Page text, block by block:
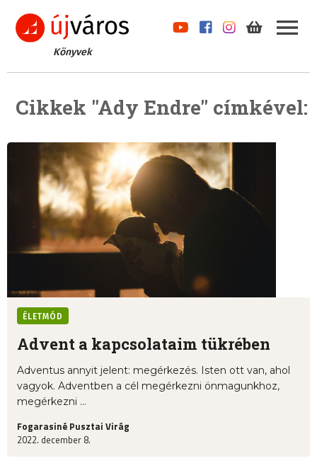
Könyvek
Cikkek "Ady Endre" címkével:
ÉLETMÓD
Advent a kapcsolataim tükrében
Adventus annyit jelent: megérkezés. Isten ott van, ahol
vagyok. Adventben a cél megérkezni önmagunkhoz,
megérkezni ...
Fogarasiné Pusztai Virág
2022. december 8.